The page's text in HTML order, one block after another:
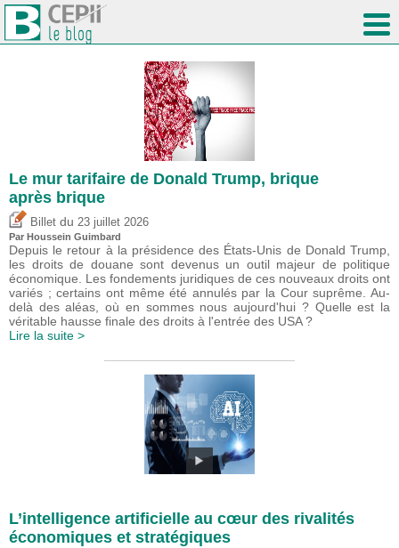
Le mur tarifaire de Donald Trump, brique
après brique
Billet du 23 juillet 2026
Par Houssein Guimbard
Depuis le retour à la présidence des États-Unis de Donald Trump,
les droits de douane sont devenus un outil majeur de politique
économique. Les fondements juridiques de ces nouveaux droits ont
variés ; certains ont même été annulés par la Cour suprême. Au-
delà des aléas, où en sommes nous aujourd'hui ? Quelle est la
véritable hausse finale des droits à l'entrée des USA ?
Lire la suite >
L’intelligence artificielle au cœur des rivalités
économiques et stratégiques